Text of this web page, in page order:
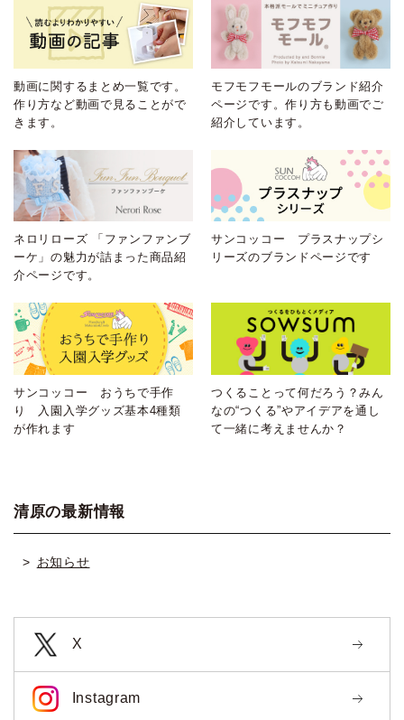
動画に関するまとめ一覧です。
作り方など動画で見ることがで
きます。
モフモフモールのブランド紹介
ページです。作り方も動画でご
紹介しています。
ネロリローズ 「ファンファンブ
ーケ」の魅力が詰まった商品紹
介ページです。
サンコッコー プラスナップシ
リーズのブランドページです
サンコッコー おうちで手作
り 入園入学グッズ基本4種類
が作れます
つくることって何だろう？みん
なの“つくる”やアイデアを通し
て一緒に考えませんか？
清原の最新情報
お知らせ
X
Instagram